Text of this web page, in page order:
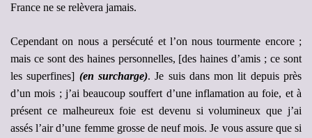
France ne se relèvera jamais.
Cependant on nous a persécuté et l’on nous tourmente encore ;
mais ce sont des haines personnelles, [des haines d’amis ; ce sont
les superfines] (en surcharge). Je suis dans mon lit depuis près
d’un mois ; j’ai beaucoup souffert d’une inflamation au foie, et à
présent ce malheureux foie est devenu si volumineux que j’ai
assés l’air d’une femme grosse de neuf mois. Je vous assure que si